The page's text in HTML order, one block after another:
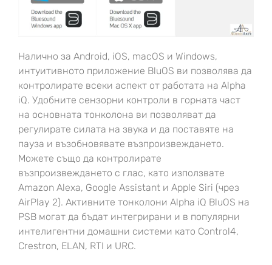
Налично за Android, iOS, macOS и Windows,
интуитивното приложение BluOS ви позволява да
контролирате всеки аспект от работата на Alpha
iQ. Удобните сензорни контроли в горната част
на основната тонколона ви позволяват да
регулирате силата на звука и да поставяте на
пауза и възобновявате възпроизвеждането.
Можете също да контролирате
възпроизвеждането с глас, като използвате
Amazon Alexa, Google Assistant и Apple Siri (чрез
AirPlay 2). Активните тонколони Alpha iQ BluOS на
PSB могат да бъдат интегрирани и в популярни
интелигентни домашни системи като Control4,
Crestron, ELAN, RTI и URC.